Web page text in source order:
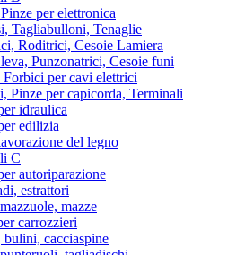
per elettronica
Tagliabulloni, Tenaglie
Roditrici, Cesoie Lamiera
Punzonatrici, Cesoie funi
per cavi elettrici
Pinze per capicorda, Terminali
idraulica
edilizia
del legno
C
autoriparazione
estrattori
mazze
carrozzieri
bulini, cacciaspine